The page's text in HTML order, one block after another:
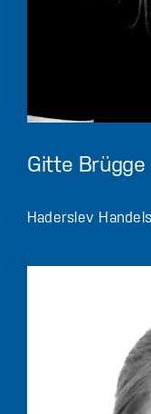
Gitte Brügge
Haderslev